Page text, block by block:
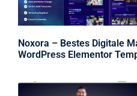
Noxora – Bestes Digitale
WordPress Elementor